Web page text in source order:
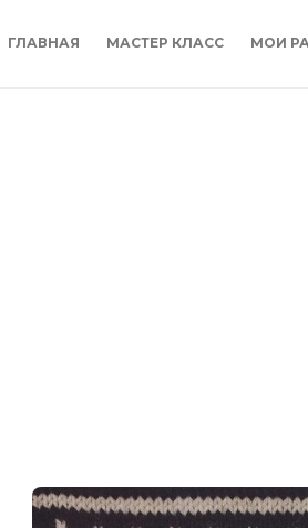
ГЛАВНАЯ МАСТЕР КЛАСС МОИ